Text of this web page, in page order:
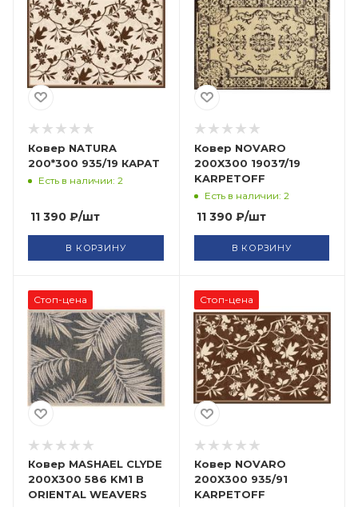
Ковер NATURA
200*300 935/19 КАРАТ
Есть в наличии: 2
11 390 ₽/шт
В КОРЗИНУ
Ковер NOVARO
200X300 19037/19
KARPETOFF
Есть в наличии: 2
11 390₽/шт
В КОРЗИНУ
Стоп-цена
Ковер MASHAEL CLYDE
200X300 586 KM1 B
ORIENTAL WEAVERS
Стоп-цена
Ковер NOVARO
200X300 935/91
KARPETOFF